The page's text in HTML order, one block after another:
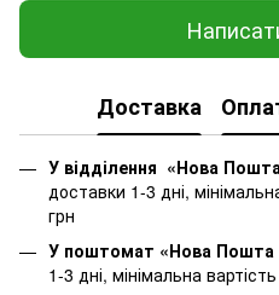
Доставка
У відділення «Нова Пошта
доставки 1-3 дні,
грн
У поштомат «Нова Пошта
1-3 дні, мінімальна